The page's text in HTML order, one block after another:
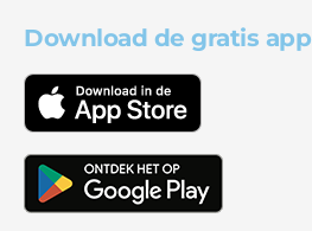
Download de gratis app